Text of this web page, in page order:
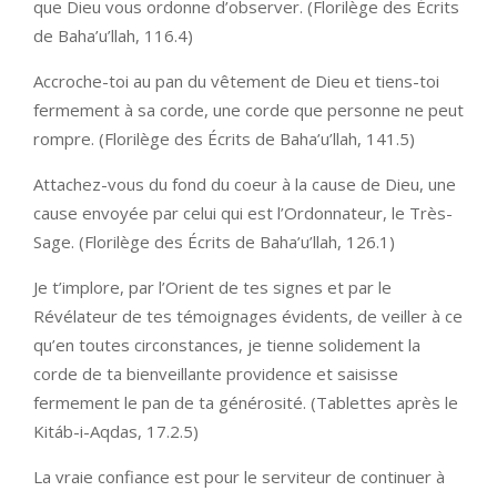
que Dieu vous ordonne d’observer. (Florilège des Écrits
de Baha’u’llah, 116.4)
Accroche-toi au pan du vêtement de Dieu et tiens-toi
fermement à sa corde, une corde que personne ne peut
rompre. (Florilège des Écrits de Baha’u’llah, 141.5)
Attachez-vous du fond du coeur à la cause de Dieu, une
cause envoyée par celui qui est l’Ordonnateur, le Très-
Sage. (Florilège des Écrits de Baha’u’llah, 126.1)
Je t’implore, par l’Orient de tes signes et par le
Révélateur de tes témoignages évidents, de veiller à ce
qu’en toutes circonstances, je tienne solidement la
corde de ta bienveillante providence et saisisse
fermement le pan de ta générosité. (Tablettes après le
Kitáb-i-Aqdas, 17.2.5)
La vraie confiance est pour le serviteur de continuer à